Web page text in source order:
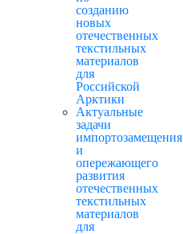
созданию
новых
отечественных
текстильных
материалов
для
Российской
Арктики
Актуальные
задачи
импортозамещения
и
опережающего
развития
отечественных
текстильных
материалов
для